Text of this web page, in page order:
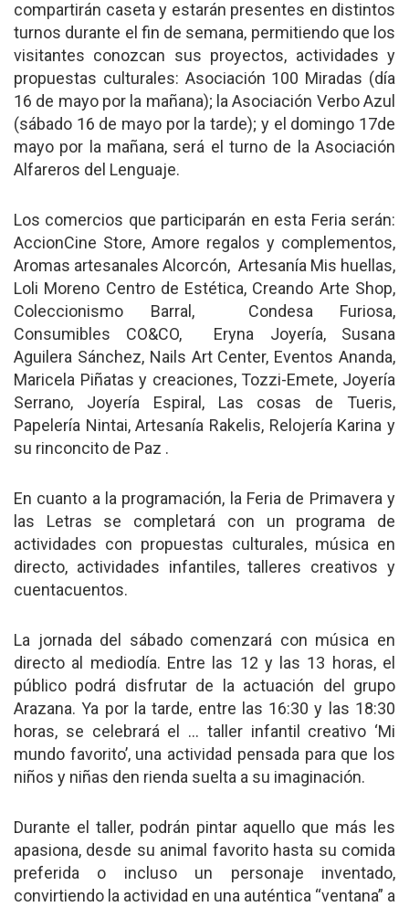
compartirán caseta y estarán presentes en distintos
turnos durante el fin de semana, permitiendo que los
visitantes conozcan sus proyectos, actividades y
propuestas culturales: Asociación 100 Miradas (día
16 de mayo por la mañana); la Asociación Verbo Azul
(sábado 16 de mayo por la tarde); y el domingo 17de
mayo por la mañana, será el turno de la Asociación
Alfareros del Lenguaje.
Los comercios que participarán en esta Feria serán:
AccionCine Store, Amore regalos y complementos,
Aromas artesanales Alcorcón, Artesanía Mis huellas,
Loli Moreno Centro de Estética, Creando Arte Shop,
Coleccionismo Barral, Condesa Furiosa,
Consumibles CO&CO, Eryna Joyería, Susana
Aguilera Sánchez, Nails Art Center, Eventos Ananda,
Maricela Piñatas y creaciones, Tozzi-Emete, Joyería
Serrano, Joyería Espiral, Las cosas de Tueris,
Papelería Nintai, Artesanía Rakelis, Relojería Karina y
su rinconcito de Paz .
En cuanto a la programación, la Feria de Primavera y
las Letras se completará con un programa de
actividades con propuestas culturales, música en
directo, actividades infantiles, talleres creativos y
cuentacuentos.
La jornada del sábado comenzará con música en
directo al mediodía. Entre las 12 y las 13 horas, el
público podrá disfrutar de la actuación del grupo
Arazana. Ya por la tarde, entre las 16:30 y las 18:30
horas, se celebrará el … taller infantil creativo ‘Mi
mundo favorito’, una actividad pensada para que los
niños y niñas den rienda suelta a su imaginación.
Durante el taller, podrán pintar aquello que más les
apasiona, desde su animal favorito hasta su comida
preferida o incluso un personaje inventado,
convirtiendo la actividad en una auténtica “ventana” a